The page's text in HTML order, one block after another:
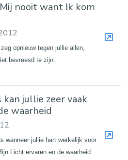
nooit want Ik kom
opnieuw tegen jullie allen,
bevreesd te zijn.
kan jullie zeer vaak
waarheid
wanneer jullie hart werkelijk voor
Licht ervaren en de waarheid